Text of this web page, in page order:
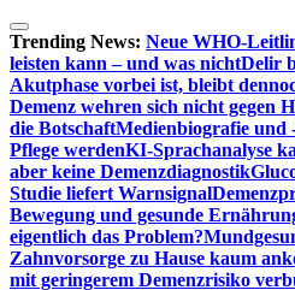
Zum
Inhalt
springen
Trending News: Neue WHO-
leisten kann – und was nichtDelir
Akutphase vorbei ist, bleibt
Demenz wehren sich nicht gegen
die BotschaftMedienbiografie und
Pflege werdenKI-Sprachanalyse
aber keine Demenzdiagnostik
Studie liefert Warnsignal
Bewegung und gesunde
eigentlich das Problem?
Zahnvorsorge zu Hause kaum
mit geringerem Demenzrisiko